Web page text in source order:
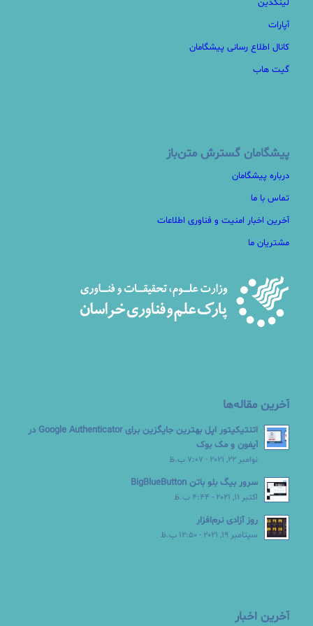
لینکدین
آپارات
کانال اطلاع رسانی پیشگامان
گیت هاب
پیشگامان گسترش متن‌باز
درباره پیشگامان
تماس با ما
آخرین اخبار امنیت و فناوری اطلاعات
مشتریان ما
آخرین مقاله‌ها
اتنتیکیتور اپل بهترین جایگزین برای Google Authenticator در
آیفون و مک بوک
نوامبر 22, 2021 - 7:07 ب.ظ
سرور بیگ بلو باتن BigBlueButton
اکتبر 11, 2021 - 4:44 ب.ظ
روز آزادی نرم‌افزار
سپتامبر 19, 2021 - 12:50 ب.ظ
آخرین اخبار